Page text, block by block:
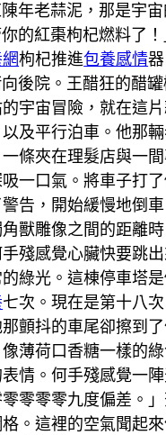
年老蒜泥，那是宇
的紅棗枸杞燃料了
枸杞推進包養感情
後院。王醋狂的醋
宇宙冒險，就在這
及平行泊車。他那
條夾在理髮店與一
一口氣。將車子打
告，開始緩慢地倒
獸雕像之間的距離
殘感覺心臟快要跳
綠光。這棟停車塔
七次。現在是第十八
顫抖的車尾卻擦到
薄荷口香糖一樣的
情。何手殘感覺一
零零零九度偏差。
。這裡的空氣聞起